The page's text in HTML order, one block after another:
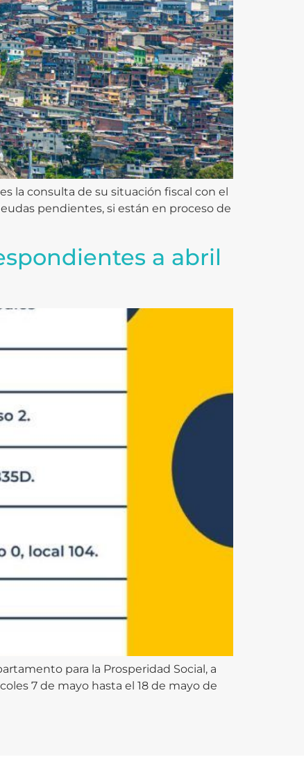
la consulta de su situación fiscal con el
pendientes, si están en proceso de
a abril
para la Prosperidad Social, a
7 de mayo hasta el 18 de mayo de